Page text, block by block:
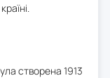
створена 1913